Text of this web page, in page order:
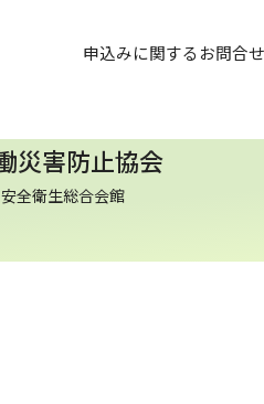
申込みに関するお問合
災害防止協会
全衛生総合会館